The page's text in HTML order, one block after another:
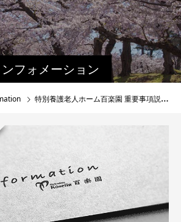
フォメーション
特別養護老人ホーム百楽園 重要事項説明書